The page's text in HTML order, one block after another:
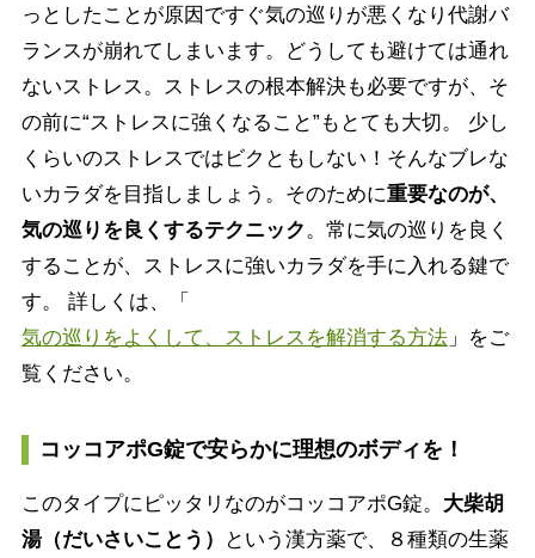
っとしたことが原因ですぐ気の巡りが悪くなり代謝バ
ランスが崩れてしまいます。どうしても避けては通れ
ないストレス。ストレスの根本解決も必要ですが、そ
の前に“ストレスに強くなること”もとても大切。 少し
くらいのストレスではビクともしない！そんなブレな
いカラダを目指しましょう。そのために重要なのが、
気の巡りを良くするテクニック。常に気の巡りを良く
することが、ストレスに強いカラダを手に入れる鍵で
す。 詳しくは、「
気の巡りをよくして、ストレスを解消する方法」をご
覧ください。
コッコアポG錠で安らかに理想のボディを！
このタイプにピッタリなのがコッコアポG錠。 大柴胡
湯（だいさいことう）
という漢方薬で、８種類の生薬